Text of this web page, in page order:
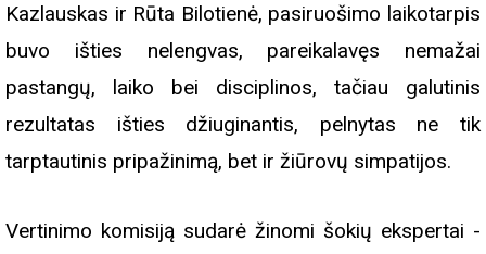
Kazlauskas ir Rūta Bilotienė, pasiruošimo laikotarpis
buvo išties nelengvas, pareikalavęs nemažai
pastangų, laiko bei disciplinos, tačiau galutinis
rezultatas išties džiuginantis, pelnytas ne tik
tarptautinis pripažinimą, bet ir žiūrovų simpatijos.
Vertinimo komisiją sudarė žinomi šokių ekspertai -